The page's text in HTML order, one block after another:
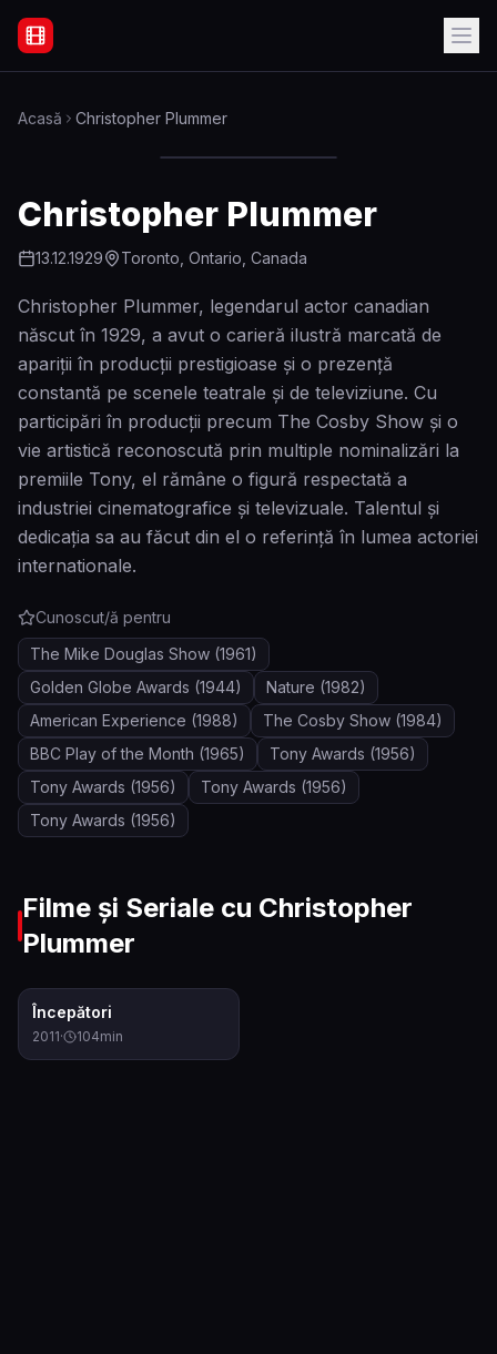
Filme Online Subtitrate - Acasă
Acasă Christopher Plummer
Christopher Plummer
13.12.1929 Toronto, Ontario, Canada
Christopher Plummer, legendarul actor canadian
născut în 1929, a avut o carieră ilustră marcată de
apariții în producții prestigioase și o prezență
constantă pe scenele teatrale și de televiziune. Cu
participări în producții precum The Cosby Show și o
vie artistică reconoscută prin multiple nominalizări la
premiile Tony, el rămâne o figură respectată a
industriei cinematografice și televizuale. Talentul și
dedicația sa au făcut din el o referință în lumea actoriei
internationale.
Cunoscut/ă pentru
The Mike Douglas Show (1961)
Golden Globe Awards (1944) Nature (1982)
American Experience (1988) The Cosby Show (1984)
BBC Play of the Month (1965) Tony Awards (1956)
Tony Awards (1956) Tony Awards (1956)
Tony Awards (1956)
Filme și Seriale cu Christopher
Plummer
Începători
2011· 104min